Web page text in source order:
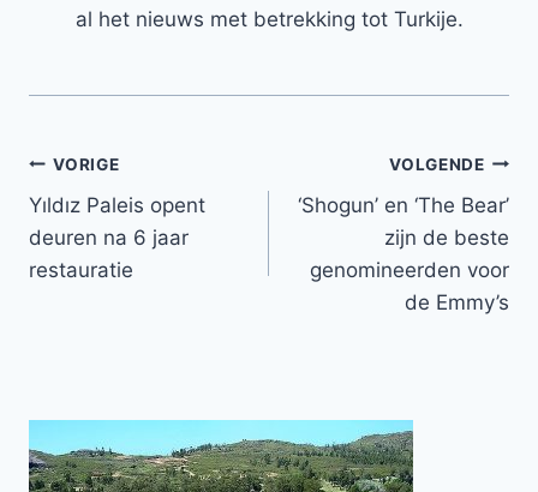
al het nieuws met betrekking tot Turkije.
Bericht
navigatie
VORIGE
Yıldız Paleis opent
deuren na 6 jaar
restauratie
VOLGENDE
‘Shogun’ en ‘The Bear’
zijn de beste
genomineerden voor
de Emmy’s